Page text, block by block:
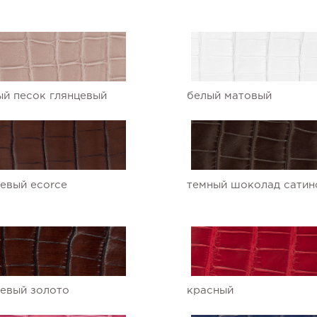
песок глянцевый белый матовый
ecorce темный шоколад
золото красный